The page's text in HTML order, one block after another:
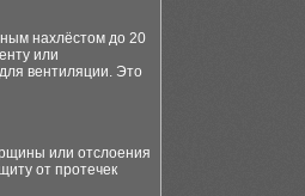
нахлёстом до 20
или
вентиляции. Это
или отслоения
от протечек